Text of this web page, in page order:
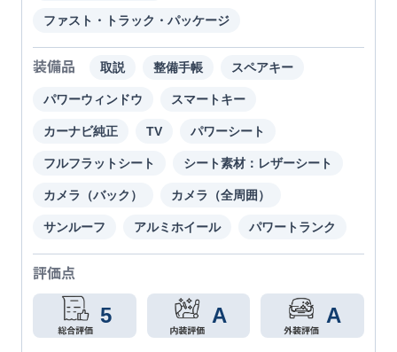
ファスト・トラック・パッケージ
装備品 取説 整備手帳 スペアキー
パワーウィンドウ スマートキー
カーナビ純正 TV パワーシート
フルフラットシート シート素材：レザーシート
カメラ（バック） カメラ（全周囲）
サンルーフ アルミホイール パワートランク
評価点
5 A A